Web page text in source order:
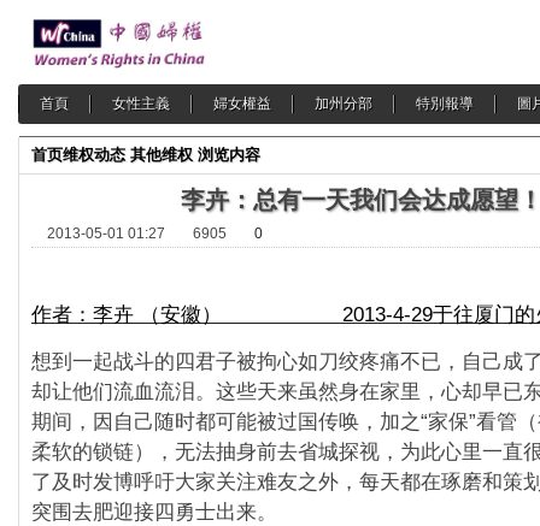
首頁 女性主義 婦女權益 加州分部 特別報導 圖
首页维权动态 其他维权 浏览内容
李卉：总有一天我们会达成愿望
2013-05-01 01:27 6905 0
作者：李卉 （安徽） 2013-4-29于往厦门的
想到一起战斗的四君子被拘心如刀绞疼痛不已，自己成
却让他们流血流泪。这些天来虽然身在家里，心却早已
期间，因自己随时都可能被过国传唤，加之“家保”看管
柔软的锁链），无法抽身前去省城探视，为此心里一直
了及时发博呼吁大家关注难友之外，每天都在琢磨和策
突围去肥迎接四勇士出来。